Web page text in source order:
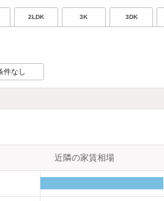
2LDK 3K 3DK
件なし
近隣の家賃相場